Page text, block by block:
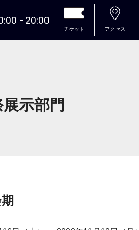
20:00
チケット アクセス
示部門